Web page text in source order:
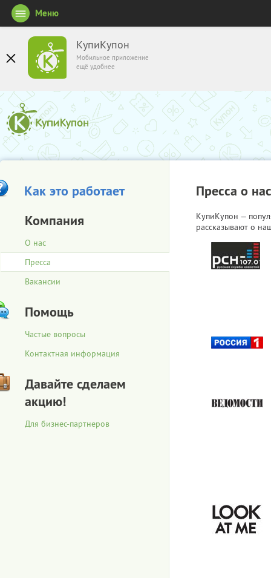
КупиКупон
Мобильное приложение
ещё удобнее
Меню
Как это работает
Компания
О нас
Пресса
Вакансии
Помощь
Частые вопросы
Контактная информация
Давайте сделаем
акцию!
Для бизнес-партнеров
Пресса о нас
КупиКупон —
рассказывают о